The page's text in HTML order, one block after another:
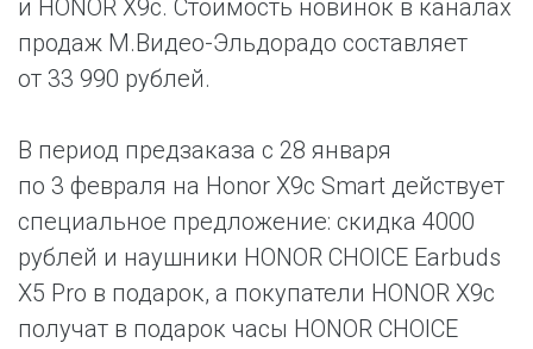
и HONOR X9c. Стоимость новинок в каналах
продаж М.Видео-Эльдорадо составляет
от 33 990 рублей.
В период предзаказа с 28 января
по 3 февраля на Honor X9с Smart действует
специальное предложение: скидка 4000
рублей и наушники HONOR CHOICE Earbuds
X5 Pro в подарок, а покупатели HONOR X9с
получат в подарок часы HONOR CHOICE